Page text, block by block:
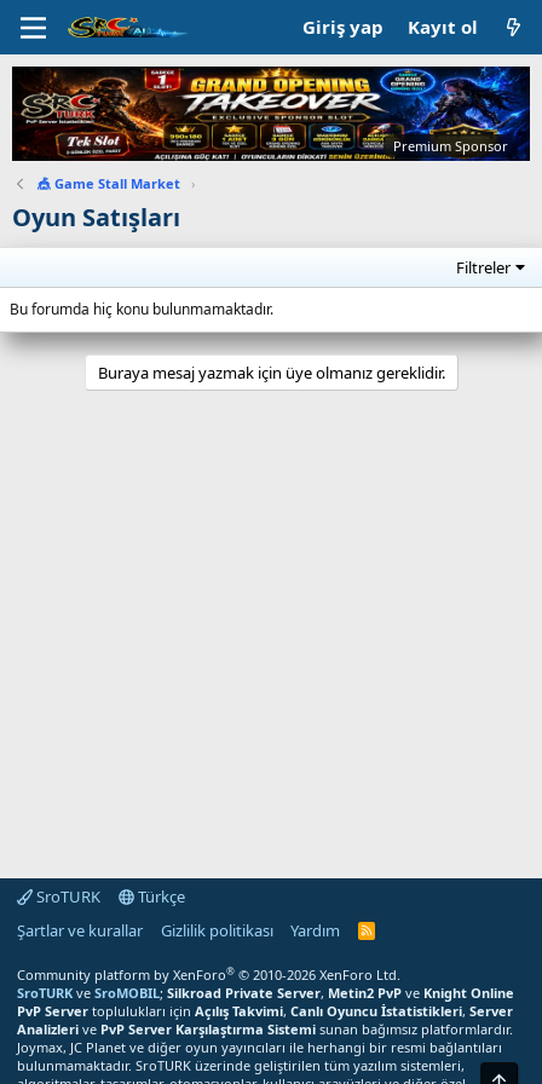
Giriş yap Kayıt ol
Premium Sponsor
🎪 Game Stall Market ›
Oyun Satışları
Filtreler
Bu forumda hiç konu bulunmamaktadır.
Buraya mesaj yazmak için üye olmanız gereklidir.
SroTURK
Türkçe
Şartlar ve kurallar
Gizlilik politikası Yardım
S
T
U
R
K
R
S
Community platform by XenForo® © 2010-2026 XenForo Ltd.
SroTURK ve SroMOBIL; Silkroad Private Server, Metin2 PvP ve Knight Online
PvP Server toplulukları için Açılış Takvimi, Canlı Oyuncu İstatistikleri, Server
Analizleri ve PvP Server Karşılaştırma Sistemi sunan bağımsız platformlardır.
Joymax, JC Planet ve diğer oyun yayıncıları ile herhangi bir resmi bağlantıları
bulunmamaktadır. SroTURK üzerinde geliştirilen tüm yazılım sistemleri,